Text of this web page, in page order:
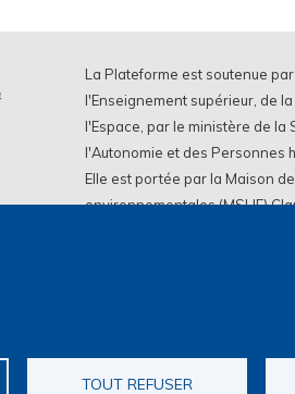
TOUT REFUSER
La Plateforme est soutenue
l'Enseignement supérieur, de
l'Espace, par le ministère de la
l'Autonomie et des Personnes
Elle est portée par la Maison
environnementales (MSHE)